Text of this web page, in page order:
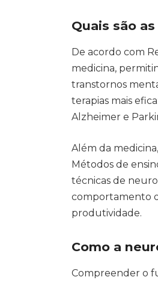
Quais são
De acordo com
medicina,
transtornos
terapias mais
Alzheimer e
Além da
Métodos de
técnicas de
comportamento
produtividade.
Como a
Compreender o